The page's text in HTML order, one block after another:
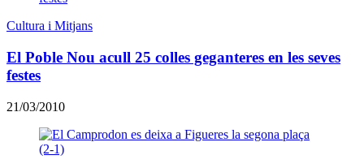
Cultura i Mitjans
El Poble Nou acull 25 colles geganteres en les seves
festes
21/03/2010